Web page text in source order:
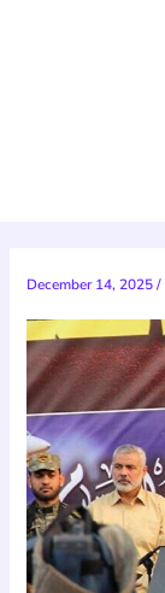
December 14, 2025/